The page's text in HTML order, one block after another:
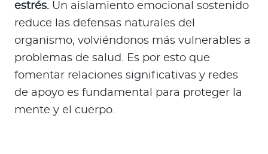
Contáctanos
estrés. Un aislamiento emocional sostenido
reduce las defensas naturales del
organismo, volviéndonos más vulnerables a
problemas de salud. Es por esto que
fomentar relaciones significativas y redes
de apoyo es fundamental para proteger la
mente y el cuerpo.